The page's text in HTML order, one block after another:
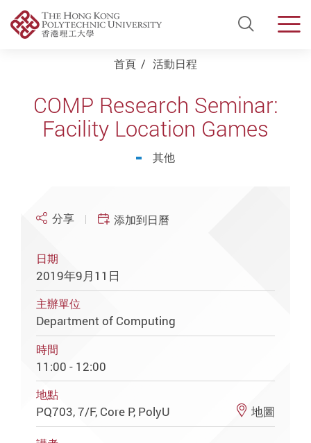
Open
首頁 活動日程
COMP Research Seminar:
Facility Location Games
其他
分享 添加到日曆
日期
2019年9月11日
主辦單位
Department of Computing
時間
11:00 - 12:00
地點
PQ703, 7/F, Core P, PolyU 地圖